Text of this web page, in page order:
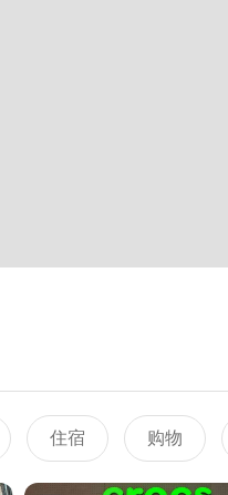
住宿 购物